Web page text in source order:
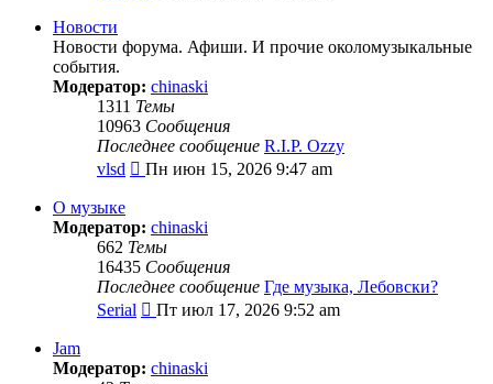
сообщению
Новости
Новости форума. Афиши. И прочие околомузыкальные
события.
Модератор: chinaski
1311 Темы
10963 Сообщения
Последнее сообщение R.I.P. Ozzy
vlsd
Перейти
сообщению
Пн июн 15, 2026 9:47 am
О музыке
Модератор: chinaski
662 Темы
16435 Сообщения
Последнее сообщение Где музыка, Лебовски?
Serial
Перейти
сообщению
Пт июл 17, 2026 9:52 am
Jam
Модератор: chinaski